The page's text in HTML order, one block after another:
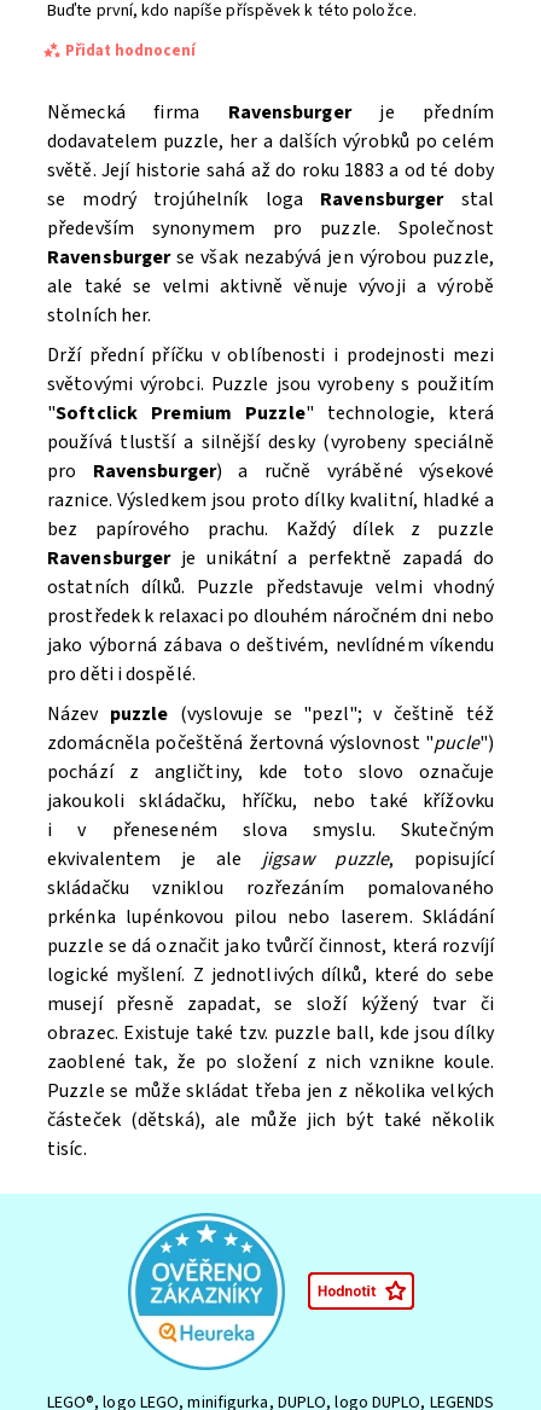
Buďte první, kdo napíše příspěvek k této položce.
Přidat hodnocení
Souhlasím seZpracováním osobních údajů.
Německá firma Ravensburgerje předním
dodavatelem puzzle, her a dalších výrobků po celém
světě. Její historie sahá až do roku 1883 a od té doby
se modrý trojúhelník loga Ravensburgerstal
především synonymem pro puzzle. Společnost
Ravensburgerse však nezabývá jen výrobou puzzle,
ale také se velmi aktivně věnuje vývoji a výrobě
stolních her.
Drží přední příčku v oblíbenosti i prodejnosti mezi
světovými výrobci. Puzzle jsou vyrobeny s použitím
"Softclick Premium Puzzle" technologie, která
používá tlustší a silnější desky (vyrobeny speciálně
pro Ravensburger) a ručně vyráběné výsekové
raznice. Výsledkem jsou proto dílky kvalitní, hladké a
bez papírového prachu. Každý dílek z puzzle
Ravensburgerje unikátní a perfektně zapadá do
ostatních dílků. Puzzle představuje velmi vhodný
prostředek k relaxaci po dlouhém náročném dni nebo
jako výborná zábava o deštivém, nevlídném víkendu
pro děti i dospělé.
Název puzzle (vyslovuje se "pɐzl"; v češtině též
zdomácněla počeštěná žertovná výslovnost "pucle")
pochází z angličtiny, kde toto slovo označuje
jakoukoli skládačku, hříčku, nebo také křížovku
i v přeneseném slova smyslu. Skutečným
ekvivalentem je ale jigsaw puzzle, popisující
skládačku vzniklou rozřezáním pomalovaného
prkénka lupénkovou pilou nebo laserem. Skládání
puzzle se dá označit jako tvůrčí činnost, která rozvíjí
logické myšlení. Z jednotlivých dílků, které do sebe
musejí přesně zapadat, se složí kýžený tvar či
obrazec. Existuje také tzv. puzzle ball, kde jsou dílky
zaoblené tak, že po složení z nich vznikne koule.
Puzzle se může skládat třeba jen z několika velkých
částeček (dětská), ale může jich být také několik
tisíc.
LEGO®, logo LEGO, minifigurka, DUPLO, logo DUPLO, LEGENDS